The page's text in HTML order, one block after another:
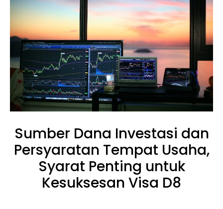
Sumber Dana Investasi dan
Persyaratan Tempat Usaha,
Syarat Penting untuk
Kesuksesan Visa D8